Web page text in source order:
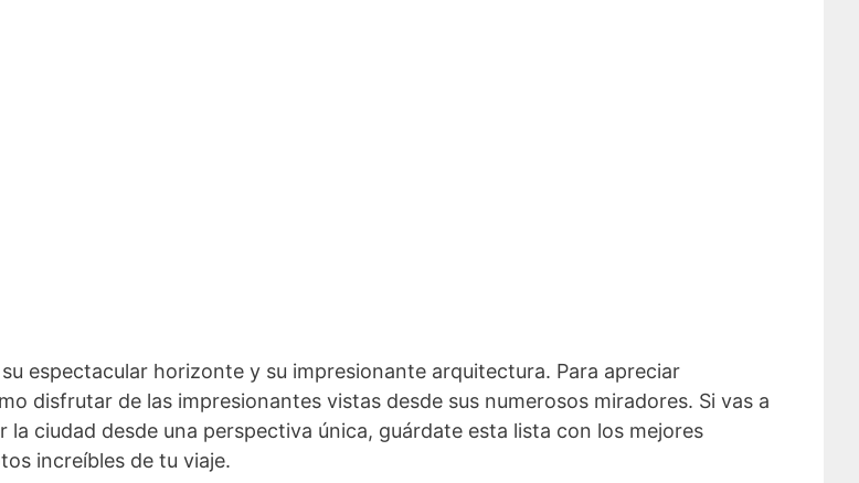
espectacular horizonte y su impresionante arquitectura. Para apreciar
disfrutar de las impresionantes vistas desde sus numerosos miradores. Si vas a
ciudad desde una perspectiva única, guárdate esta lista con los mejores
increíbles de tu viaje.